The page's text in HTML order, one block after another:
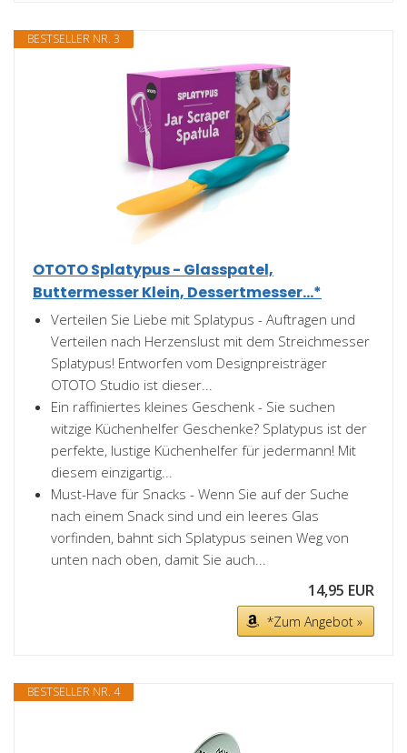
BESTSELLER NR. 3
OTOTO Splatypus - Glasspatel,
Buttermesser Klein, Dessertmesser...*
Verteilen Sie Liebe mit Splatypus - Auftragen und
Verteilen nach Herzenslust mit dem Streichmesser
Splatypus! Entworfen vom Designpreisträger
OTOTO Studio ist dieser...
Ein raffiniertes kleines Geschenk - Sie suchen
witzige Küchenhelfer Geschenke? Splatypus ist der
perfekte, lustige Küchenhelfer für jedermann! Mit
diesem einzigartig...
Must-Have für Snacks - Wenn Sie auf der Suche
nach einem Snack sind und ein leeres Glas
vorfinden, bahnt sich Splatypus seinen Weg von
unten nach oben, damit Sie auch...
14,95 EUR
*Zum Angebot »
BESTSELLER NR. 4